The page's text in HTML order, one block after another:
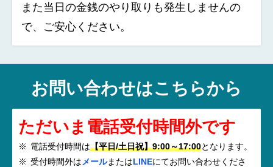
また当日の金銭のやり取りも発生しませんの
で、ご安心ください。
お問い合わせはこちらから
ただいま電話受付時間外です
電話受付時間は【平日/土日祝】9:00～17:00となります。
受付時間外は メールまたはLINEにてお問い合わせくださ